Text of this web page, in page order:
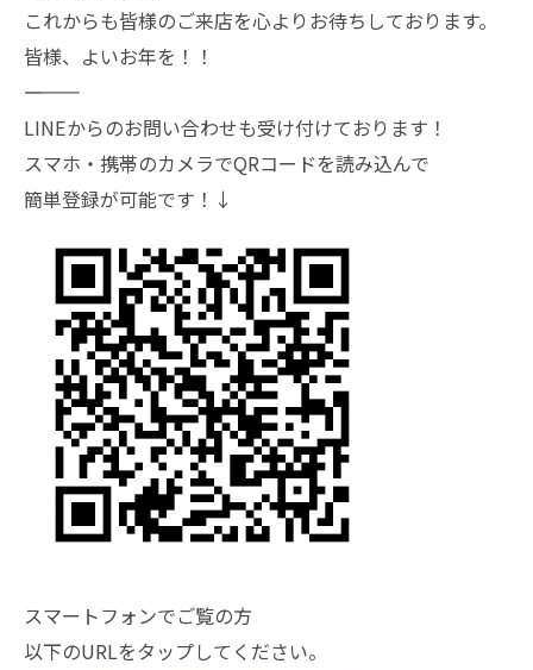
これからも皆様のご来店を心よりお待ちしております。
皆様、よいお年を！！
―――――――
LINEからのお問い合わせも受け付けております！
スマホ・携帯のカメラでQRコードを読み込んで
簡単登録が可能です！↓
スマートフォンでご覧の方
以下のURLをタップしてください。